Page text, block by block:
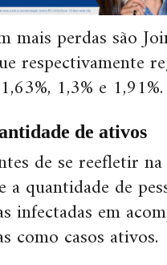
mais perdas são
respectivamente
1,3% e 1,91%.
de ativos
de se reefletir
quantidade de
infectadas em
como casos ativos.